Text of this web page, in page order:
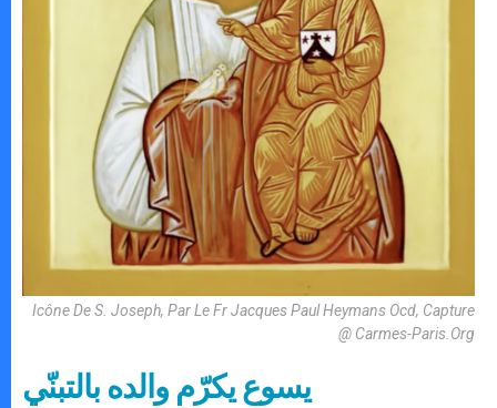
Icône De S. Joseph, Par Le Fr Jacques Paul Heymans Ocd, Capture
@ Carmes-Paris.org
يسوع يكرّم والده بالتبنّي